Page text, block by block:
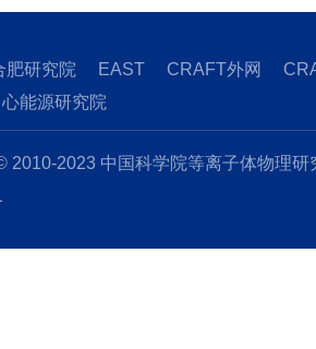
肥研究院 EAST CRAFT外网
能源研究院
2010-2023 中国科学院等离子体物理